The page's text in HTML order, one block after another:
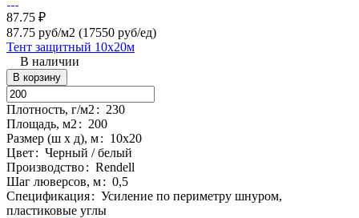
87.75 ₽
87.75 руб/м2 (17550 руб/eд)
Тент защитный 10х20м
В наличии
В корзину
Плотность, г/м2: 230
Площадь, м2: 200
Размер (ш х д), м: 10х20
Цвет: Черный / белый
Производство: Rendell
Шаг люверсов, м: 0,5
Спецификация: Усиление по периметру шнуром,
пластиковые углы